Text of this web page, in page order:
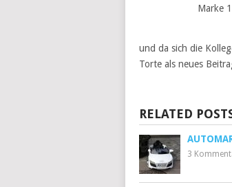
Marke
und da sich die
Torte als neues
RELATED
3